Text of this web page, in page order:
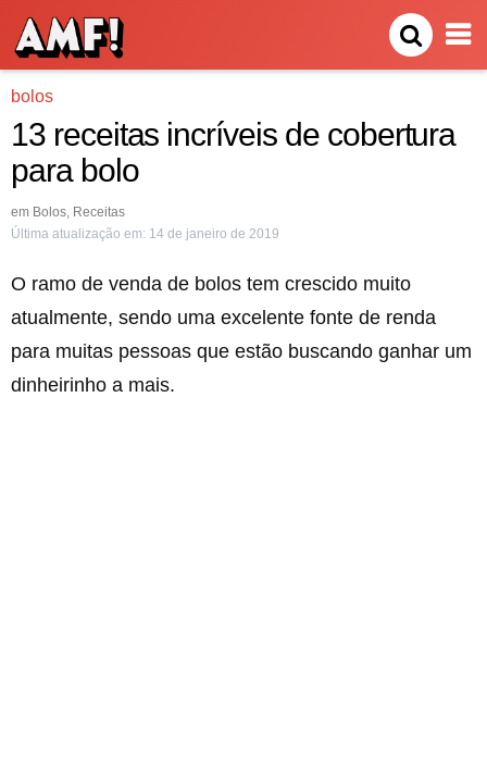
bolos
13 receitas incríveis de cobertura
para bolo
em Bolos, Receitas
Última atualização em: 14 de janeiro de 2019
O ramo de venda de bolos tem crescido muito
atualmente, sendo uma excelente fonte de renda
para muitas pessoas que estão buscando ganhar um
dinheirinho a mais.